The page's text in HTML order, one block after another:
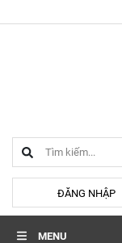
ĐĂNG NHẬP
MENU